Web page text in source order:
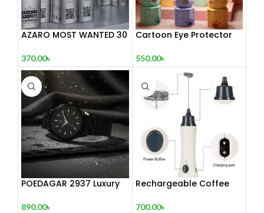
AZARO MOST WANTED 30
370.00৳
Cartoon Eye Protector
550.00৳
POEDAGAR 2937 Luxury
890.00৳
Rechargeable Coffee
Foamer.
700.00৳